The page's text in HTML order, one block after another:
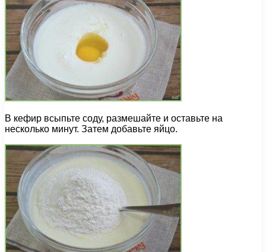
В кефир всыпьте соду, размешайте и оставьте на
несколько минут. Затем добавьте яйцо.